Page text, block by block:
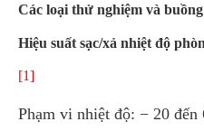
Các loại thử nghiệm và
Hiệu suất sạc/xả nhiệt độ
[1]
Phạm vi nhiệt độ: − 20 đến